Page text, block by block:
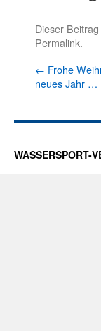
Dieser
Permalink.
← Frohe
neues Jahr …
WASSERSPORT-